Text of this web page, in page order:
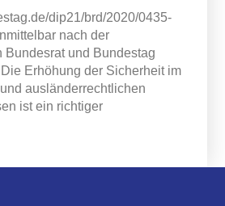
dip21/brd/2020/0435-
nach der
Bundesrat und Bundestag
Erhöhung der Sicherheit im
ausländerrechtlichen
ist ein richtiger